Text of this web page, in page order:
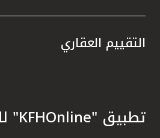
التقييم العقاري
تطبيق "KFHOnline" للهواتف الذكية